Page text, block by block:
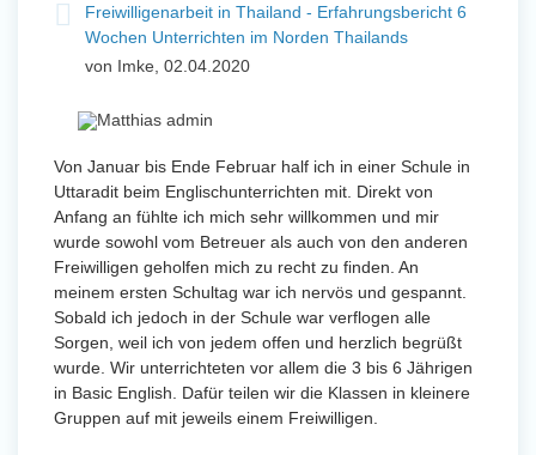
Freiwilligenarbeit in Thailand - Erfahrungsbericht 6
Wochen Unterrichten im Norden Thailands
von Imke, 02.04.2020
Von Januar bis Ende Februar half ich in einer Schule in
Uttaradit beim Englischunterrichten mit. Direkt von
Anfang an fühlte ich mich sehr willkommen und mir
wurde sowohl vom Betreuer als auch von den anderen
Freiwilligen geholfen mich zu recht zu finden. An
meinem ersten Schultag war ich nervös und gespannt.
Sobald ich jedoch in der Schule war verflogen alle
Sorgen, weil ich von jedem offen und herzlich begrüßt
wurde. Wir unterrichteten vor allem die 3 bis 6 Jährigen
in Basic English. Dafür teilen wir die Klassen in kleinere
Gruppen auf mit jeweils einem Freiwilligen.